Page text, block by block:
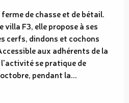
de chasse et de bétail.
F3, elle propose à ses
cerfs, dindons et cochons
aux adhérents de la
l'activité se pratique de
pendant la...